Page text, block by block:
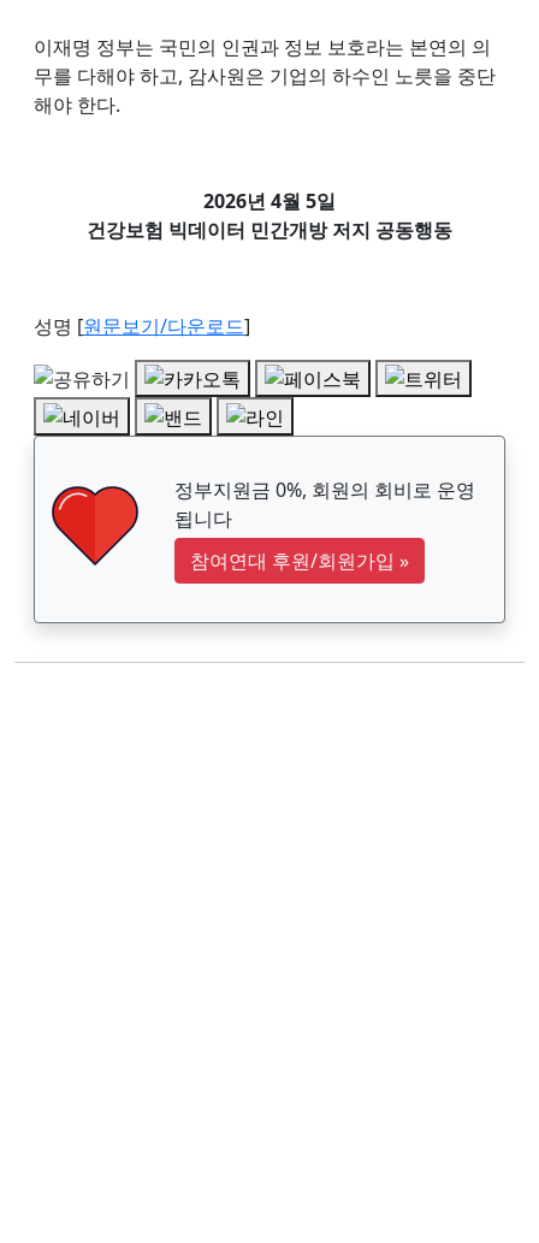
이재명 정부는 국민의 인권과 정보 보호라는 본연의 의
무를 다해야 하고, 감사원은 기업의 하수인 노릇을 중단
해야 한다.
2026년 4월 5일
건강보험 빅데이터 민간개방 저지 공동행동
성명 [원문보기/다운로드]
정부지원금 0%, 회원의 회비로 운영
됩니다
참여연대 후원/회원가입 »